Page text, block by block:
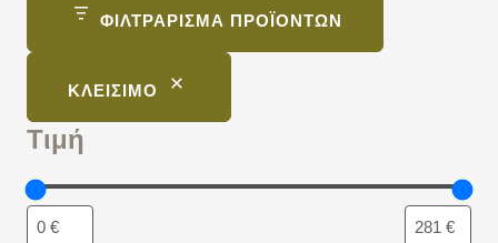
ΦΙΛΤΡΆΡΙΣΜΑ ΠΡΟΪΌΝΤΩΝ
ΚΛΕΊΣΙΜΟ
Τιμή